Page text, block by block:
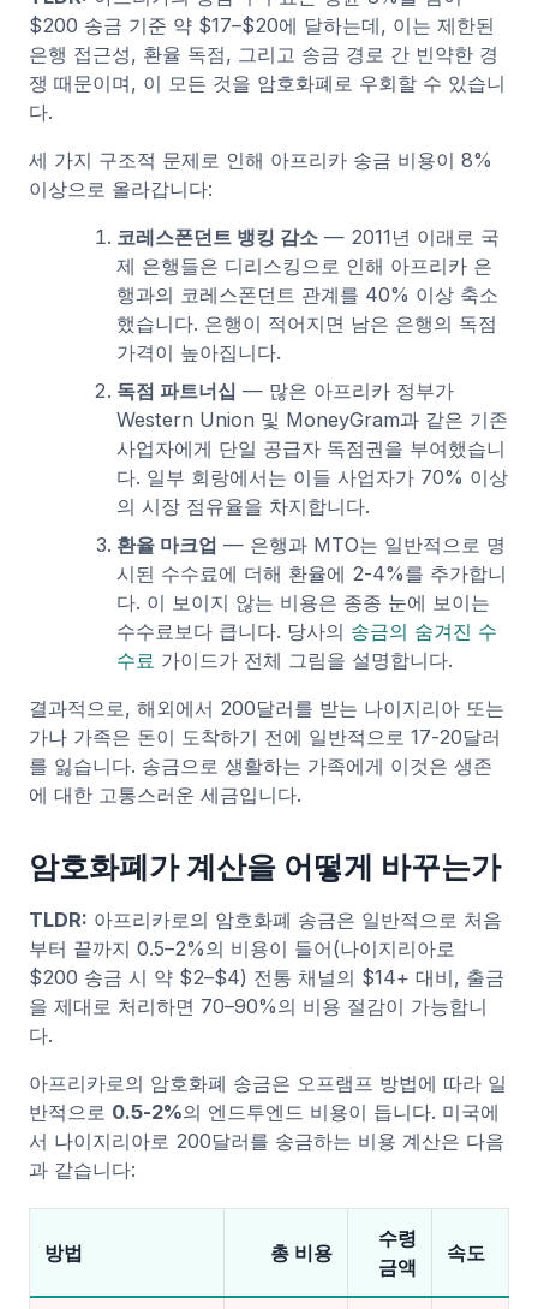
$200 송금 기준 약 $17–$20에 달하는데, 이는 제한된
은행 접근성, 환율 독점, 그리고 송금 경로 간 빈약한 경
쟁 때문이며, 이 모든 것을 암호화폐로 우회할 수 있습니
다.
세 가지 구조적 문제로 인해 아프리카 송금 비용이 8%
이상으로 올라갑니다:
코레스폰던트 뱅킹 감소— 2011년 이래로 국
제 은행들은 디리스킹으로 인해 아프리카 은
행과의 코레스폰던트 관계를 40% 이상 축소
했습니다. 은행이 적어지면 남은 은행의 독점
가격이 높아집니다.
독점 파트너십 — 많은 아프리카 정부가
Western Union 및 MoneyGram과 같은 기존
사업자에게 단일 공급자 독점권을 부여했습니
다. 일부 회랑에서는 이들 사업자가 70% 이상
의 시장 점유율을 차지합니다.
환율 마크업 — 은행과 MTO는 일반적으로 명
시된 수수료에 더해 환율에 2-4%를 추가합니
다. 이 보이지 않는 비용은 종종 눈에 보이는
수수료보다 큽니다. 당사의 송금의 숨겨진 수
수료 가이드가 전체 그림을 설명합니다.
결과적으로, 해외에서 200달러를 받는 나이지리아 또는
가나 가족은 돈이 도착하기 전에 일반적으로 17-20달러
를 잃습니다. 송금으로 생활하는 가족에게 이것은 생존
에 대한 고통스러운 세금입니다.
암호화폐가 계산을 어떻게 바꾸는가
TLDR: 아프리카로의 암호화폐 송금은 일반적으로 처음
부터 끝까지 0.5–2%의 비용이 들어(나이지리아로
$200 송금 시 약 $2–$4) 전통 채널의 $14+ 대비, 출금
을 제대로 처리하면 70–90%의 비용 절감이 가능합니
다.
아프리카로의 암호화폐 송금은 오프램프 방법에 따라 일
반적으로 0.5-2%의 엔드투엔드 비용이 듭니다. 미국에
서 나이지리아로 200달러를 송금하는 비용 계산은 다음
과 같습니다:
방법 총 비용
수령
금액
속도